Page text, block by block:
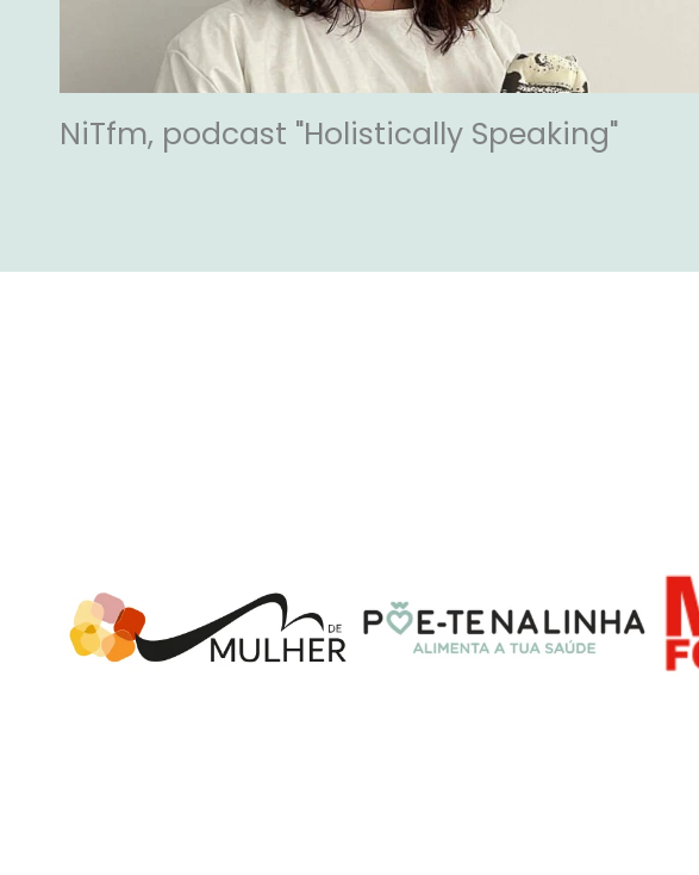
NiTfm, podcast "Holistically Speaking"